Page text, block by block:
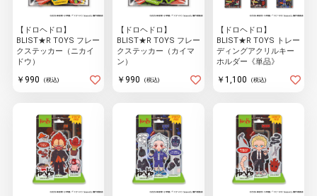
【ドロヘドロ】
BLIST★R TOYS フレー
クステッカー（ニカイ
ドウ）
￥990 (税込)
【ドロヘドロ】
BLIST★R TOYS フレー
クステッカー（カイマ
ン）
￥990 (税込)
【ドロヘドロ】
BLIST★R TOYS トレー
ディングアクリルキー
ホルダー《単品》
￥1,100 (税込)
イラストレ
ーター
アダルトグ
ッズ